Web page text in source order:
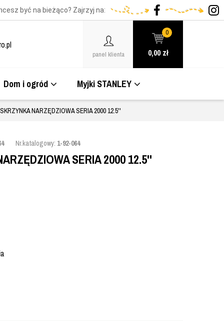
być na bieżąco? Zajrzyj na:
panel klienta
0
0,00 zł
Dom i ogród Myjki STANLEY
NARZĘDZIOWA SERIA 2000 12.5''
Nr.katalogowy: 1-92-064
SERIA 2000 12.5''